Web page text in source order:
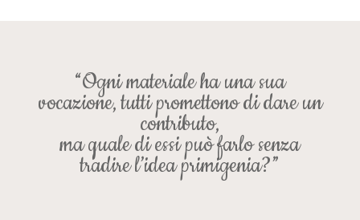
“Ogni materiale ha una sua
vocazione, tutti promettono di dare un
contributo,
ma quale di essi può farlo senza
tradire l’idea primigenia?”